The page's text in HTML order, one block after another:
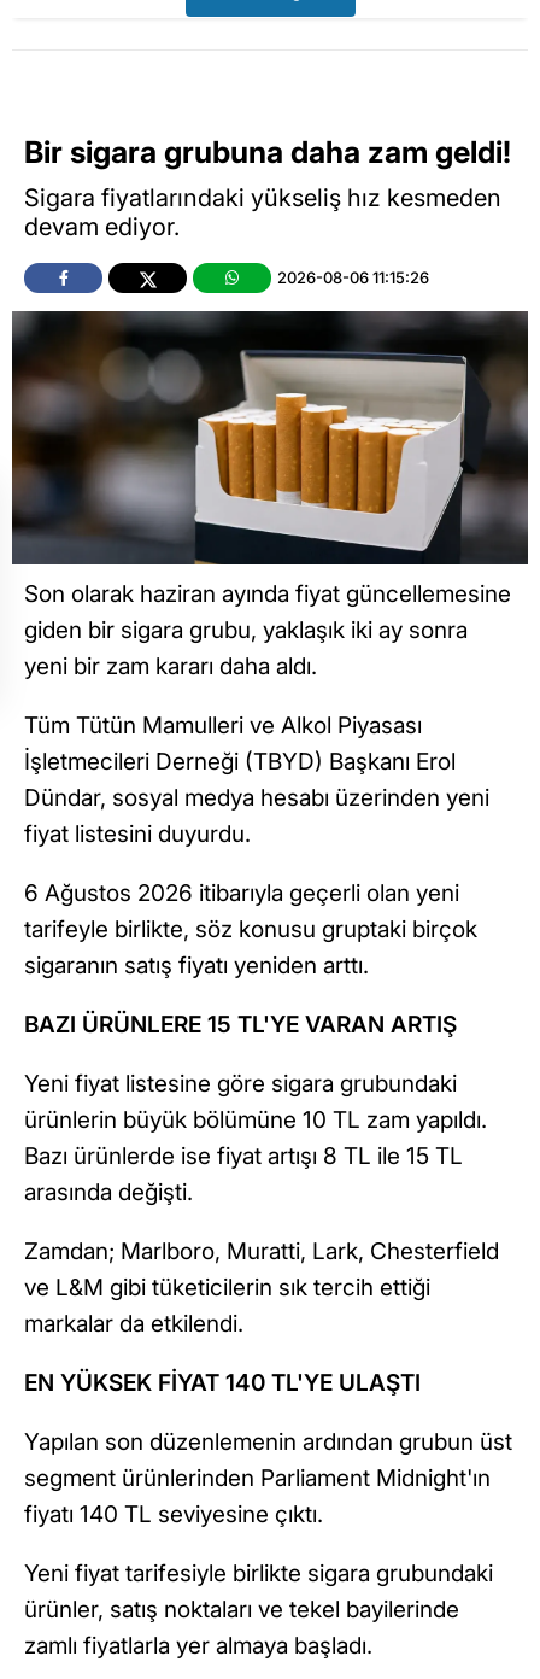
Bir sigara grubuna daha zam geldi!
Sigara fiyatlarındaki yükseliş hız kesmeden
devam ediyor.
2026-08-06 11:15:26
Son olarak haziran ayında fiyat güncellemesine
giden bir sigara grubu, yaklaşık iki ay sonra
yeni bir zam kararı daha aldı.
Tüm Tütün Mamulleri ve Alkol Piyasası
İşletmecileri Derneği (TBYD) Başkanı Erol
Dündar, sosyal medya hesabı üzerinden yeni
fiyat listesini duyurdu.
6 Ağustos 2026 itibarıyla geçerli olan yeni
tarifeyle birlikte, söz konusu gruptaki birçok
sigaranın satış fiyatı yeniden arttı.
BAZI ÜRÜNLERE 15 TL'YE VARAN ARTIŞ
Yeni fiyat listesine göre sigara grubundaki
ürünlerin büyük bölümüne 10 TL zam yapıldı.
Bazı ürünlerde ise fiyat artışı 8 TL ile 15 TL
arasında değişti.
Zamdan; Marlboro, Muratti, Lark, Chesterfield
ve L&M gibi tüketicilerin sık tercih ettiği
markalar da etkilendi.
EN YÜKSEK FİYAT 140 TL'YE ULAŞTI
Yapılan son düzenlemenin ardından grubun üst
segment ürünlerinden Parliament Midnight'ın
fiyatı 140 TL seviyesine çıktı.
Yeni fiyat tarifesiyle birlikte sigara grubundaki
ürünler, satış noktaları ve tekel bayilerinde
zamlı fiyatlarla yer almaya başladı.